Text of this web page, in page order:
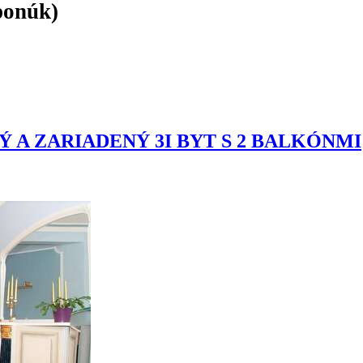
A ZARIADENÝ 3I BYT S 2 BALKÓNMI